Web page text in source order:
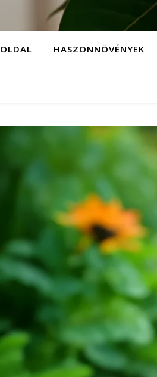
HASZONNÖVÉNYEK